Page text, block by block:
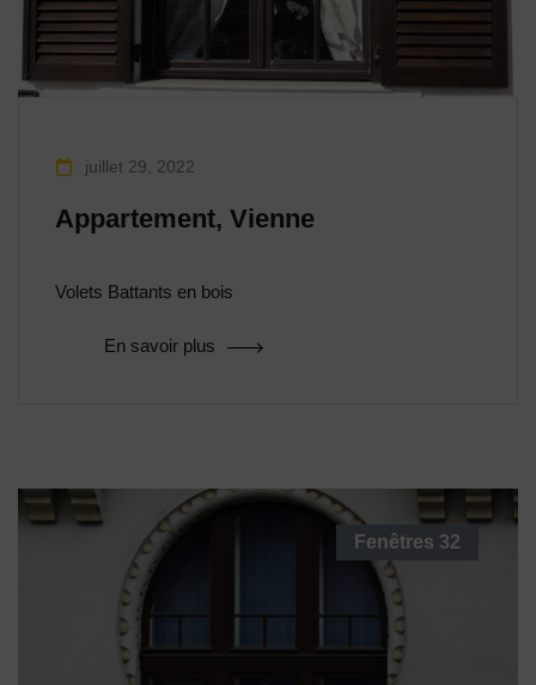
juillet 29, 2022
Appartement, Vienne
Volets Battants en bois
En savoir plus
Fenêtres 32